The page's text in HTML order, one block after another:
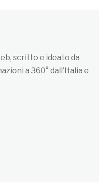
scritto e ideato da
a 360° dall’Italia e